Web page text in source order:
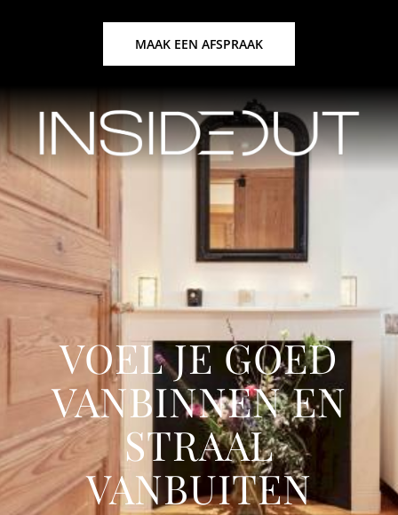
MAAK EEN AFSPRAAK
VOEL JE GOED
VANBINNEN EN
STRAAL
VANBUITEN